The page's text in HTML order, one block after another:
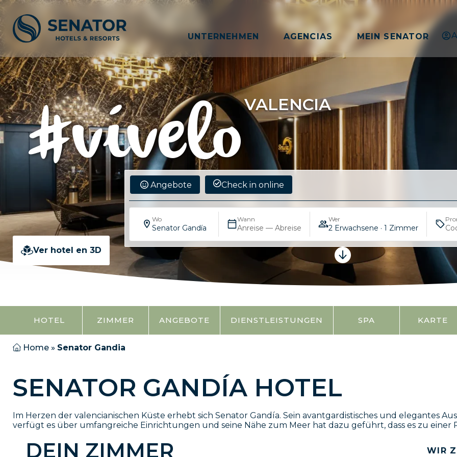
UNTERNEHMEN AGENCIAS MEIN SENATOR
VALENCIA
Ver hotel en 3D
Angebote Check in online
Wo
Senator Gandía
Wann
Anreise — Abreise
Wer
2 Erwachsene · 1 Zimmer
HOTEL ZIMMER ANGEBOTE DIENSTLEISTUNGEN SPA KARTE
Home » Senator Gandia
SENATOR GANDÍA HOTEL
Im Herzen der valencianischen Küste erhebt sich Senator Gandía. Sein avantgardistisches und elegantes
verfügt es über umfangreiche Einrichtungen und seine Nähe zum Meer hat dazu geführt, dass es zu einer
DEIN ZIMMER WIR